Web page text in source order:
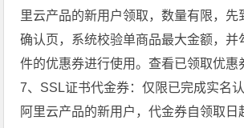
里云产品的新用户领取，数量有限，先
确认页，系统校验单商品最大金额，并
件的优惠券进行使用。查看已领取优惠
7、SSL证书代金券：仅限已完成实名
阿里云产品的新用户，代金券自领取日